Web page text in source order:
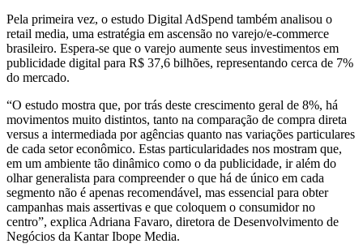
Pela primeira vez, o estudo Digital AdSpend também analisou o
retail media, uma estratégia em ascensão no varejo/e-commerce
brasileiro. Espera-se que o varejo aumente seus investimentos em
publicidade digital para R$ 37,6 bilhões, representando cerca de 7%
do mercado.
“O estudo mostra que, por trás deste crescimento geral de 8%, há
movimentos muito distintos, tanto na comparação de compra direta
versus a intermediada por agências quanto nas variações particulares
de cada setor econômico. Estas particularidades nos mostram que,
em um ambiente tão dinâmico como o da publicidade, ir além do
olhar generalista para compreender o que há de único em cada
segmento não é apenas recomendável, mas essencial para obter
campanhas mais assertivas e que coloquem o consumidor no
centro”, explica Adriana Favaro, diretora de Desenvolvimento de
Negócios da Kantar Ibope Media.